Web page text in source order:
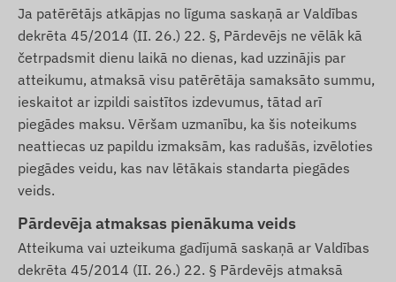
Ja patērētājs atkāpjas no līguma saskaņā ar Valdības
dekrēta 45/2014 (II. 26.) 22. §, Pārdevējs ne vēlāk kā
četrpadsmit dienu laikā no dienas, kad uzzinājis par
atteikumu, atmaksā visu patērētāja samaksāto summu,
ieskaitot ar izpildi saistītos izdevumus, tātad arī
piegādes maksu. Vēršam uzmanību, ka šis noteikums
neattiecas uz papildu izmaksām, kas radušās, izvēloties
piegādes veidu, kas nav lētākais standarta piegādes
veids.
Pārdevēja atmaksas pienākuma veids
Atteikuma vai uzteikuma gadījumā saskaņā ar Valdības
dekrēta 45/2014 (II. 26.) 22. § Pārdevējs atmaksā